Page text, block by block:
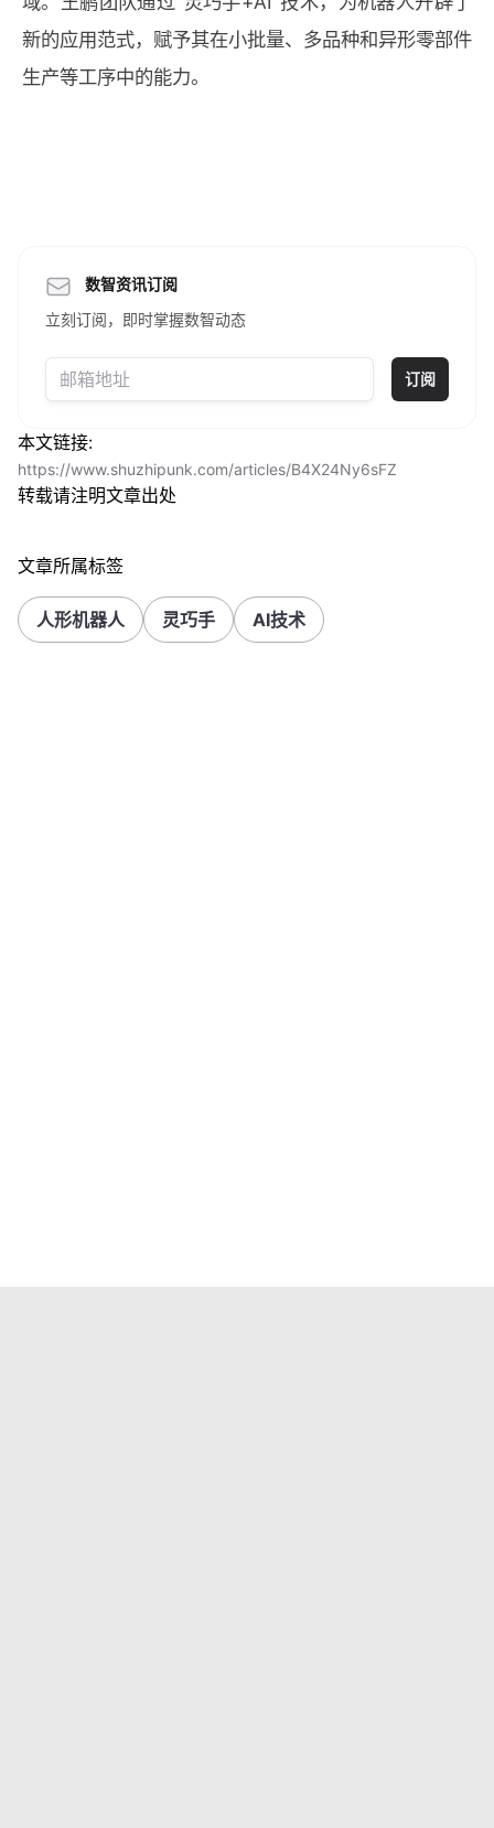
新的应用范式，赋予其在小批量、多品种和异形零部件
生产等工序中的能力。
数智资讯订阅
立刻订阅，即时掌握数智动态
订阅
本文链接:
https://www.shuzhipunk.com/articles/B4X24Ny6sFZ
转载请注明文章出处
文章所属标签
人形机器人 灵巧手 AI技术